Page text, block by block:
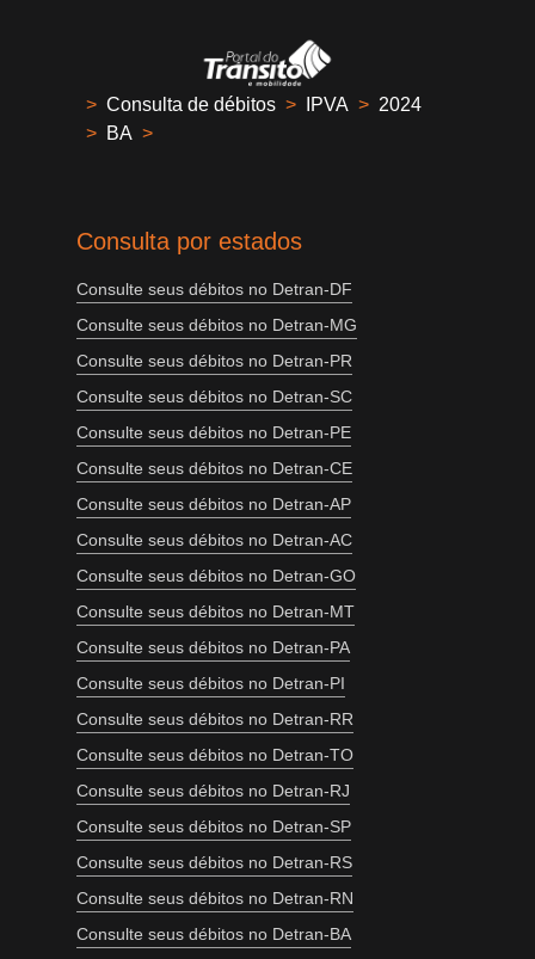
> Consulta de débitos > IPVA > 2024
> BA >
Consulta por estados
Consulte seus débitos no Detran-DF
Consulte seus débitos no Detran-MG
Consulte seus débitos no Detran-PR
Consulte seus débitos no Detran-SC
Consulte seus débitos no Detran-PE
Consulte seus débitos no Detran-CE
Consulte seus débitos no Detran-AP
Consulte seus débitos no Detran-AC
Consulte seus débitos no Detran-GO
Consulte seus débitos no Detran-MT
Consulte seus débitos no Detran-PA
Consulte seus débitos no Detran-PI
Consulte seus débitos no Detran-RR
Consulte seus débitos no Detran-TO
Consulte seus débitos no Detran-RJ
Consulte seus débitos no Detran-SP
Consulte seus débitos no Detran-RS
Consulte seus débitos no Detran-RN
Consulte seus débitos no Detran-BA